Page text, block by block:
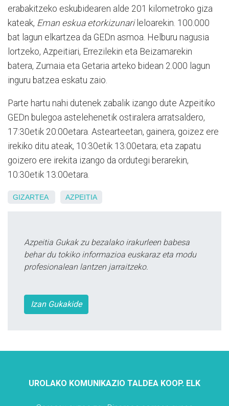
erabakitzeko eskubidearen alde 201 kilometroko giza
kateak, Eman eskua etorkizunarileloarekin. 100.000
bat lagun elkartzea da GEDn asmoa. Helburu nagusia
lortzeko, Azpeitiari, Errezilekin eta Beizamarekin
batera, Zumaia eta Getaria arteko bidean 2.000 lagun
inguru batzea eskatu zaio.
Parte hartu nahi dutenek zabalik izango dute Azpeitiko
GEDn bulegoa astelehenetik ostiralera arratsaldero,
17:30etik 20:00etara. Astearteetan, gainera, goizez ere
irekiko ditu ateak, 10:30etik 13:00etara; eta zapatu
goizero ere irekita izango da ordutegi berarekin,
10:30etik 13:00etara.
GIZARTEA AZPEITIA
Azpeitia Gukak zu bezalako irakurleen babesa
behar du tokiko informazioa euskaraz eta modu
profesionalean lantzen jarraitzeko.
Izan Gukakide
UROLAKO KOMUNIKAZIO TALDEA KOOP. ELK